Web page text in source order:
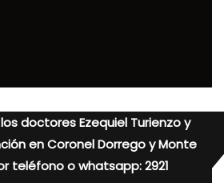
doctores Ezequiel Turienzo y
en Coronel Dorrego y Monte
teléfono o whatsapp: 2921